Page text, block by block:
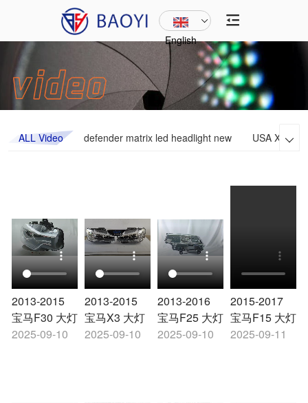
English
ALL Video defender matrix led headlight new USA Xenon

2013-2015
宝马F30 大灯
2025-09-10
2013-2015
宝马X3 大灯
2025-09-10
2013-2016
宝马F25 大灯
2025-09-10
2015-2017
宝马F15 大灯
2025-09-11